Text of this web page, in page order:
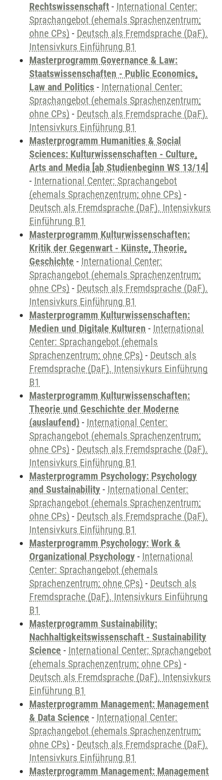
Rechtswissenschaft - International Center:
Sprachangebot (ehemals Sprachenzentrum;
ohne CPs) - Deutsch als Fremdsprache (DaF).
Intensivkurs Einführung B1
Masterprogramm Governance & Law:
Staatswissenschaften - Public Economics,
Law and Politics - International Center:
Sprachangebot (ehemals Sprachenzentrum;
ohne CPs) - Deutsch als Fremdsprache (DaF).
Intensivkurs Einführung B1
Masterprogramm Humanities & Social
Sciences: Kulturwissenschaften - Culture,
Arts and Media [ab Studienbeginn WS 13/14]
- International Center: Sprachangebot
(ehemals Sprachenzentrum; ohne CPs) -
Deutsch als Fremdsprache (DaF). Intensivkurs
Einführung B1
Masterprogramm Kulturwissenschaften:
Kritik der Gegenwart - Künste, Theorie,
Geschichte - International Center:
Sprachangebot (ehemals Sprachenzentrum;
ohne CPs) - Deutsch als Fremdsprache (DaF).
Intensivkurs Einführung B1
Masterprogramm Kulturwissenschaften:
Medien und Digitale Kulturen - International
Center: Sprachangebot (ehemals
Sprachenzentrum; ohne CPs) - Deutsch als
Fremdsprache (DaF). Intensivkurs Einführung
B1
Masterprogramm Kulturwissenschaften:
Theorie und Geschichte der Moderne
(auslaufend) - International Center:
Sprachangebot (ehemals Sprachenzentrum;
ohne CPs) - Deutsch als Fremdsprache (DaF).
Intensivkurs Einführung B1
Masterprogramm Psychology: Psychology
and Sustainability - International Center:
Sprachangebot (ehemals Sprachenzentrum;
ohne CPs) - Deutsch als Fremdsprache (DaF).
Intensivkurs Einführung B1
Masterprogramm Psychology: Work &
Organizational Psychology - International
Center: Sprachangebot (ehemals
Sprachenzentrum; ohne CPs) - Deutsch als
Fremdsprache (DaF). Intensivkurs Einführung
B1
Masterprogramm Sustainability:
Nachhaltigkeitswissenschaft - Sustainability
Science - International Center: Sprachangebot
(ehemals Sprachenzentrum; ohne CPs) -
Deutsch als Fremdsprache (DaF). Intensivkurs
Einführung B1
Masterprogramm Management: Management
& Data Science - International Center:
Sprachangebot (ehemals Sprachenzentrum;
ohne CPs) - Deutsch als Fremdsprache (DaF).
Intensivkurs Einführung B1
Masterprogramm Management: Management